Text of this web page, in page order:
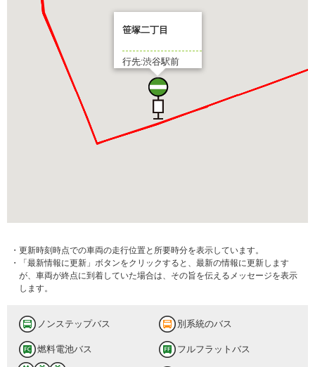
笹塚二丁目
行先:渋谷駅前
・更新時刻時点での車両の走行位置と所要時分を表示しています。
・「最新情報に更新」ボタンをクリックすると、最新の情報に更新します
が、車両が終点に到着していた場合は、その旨を伝えるメッセージを表示
します。
ノンステップバス 別系統のバス
燃料電池バス フルフラットバス